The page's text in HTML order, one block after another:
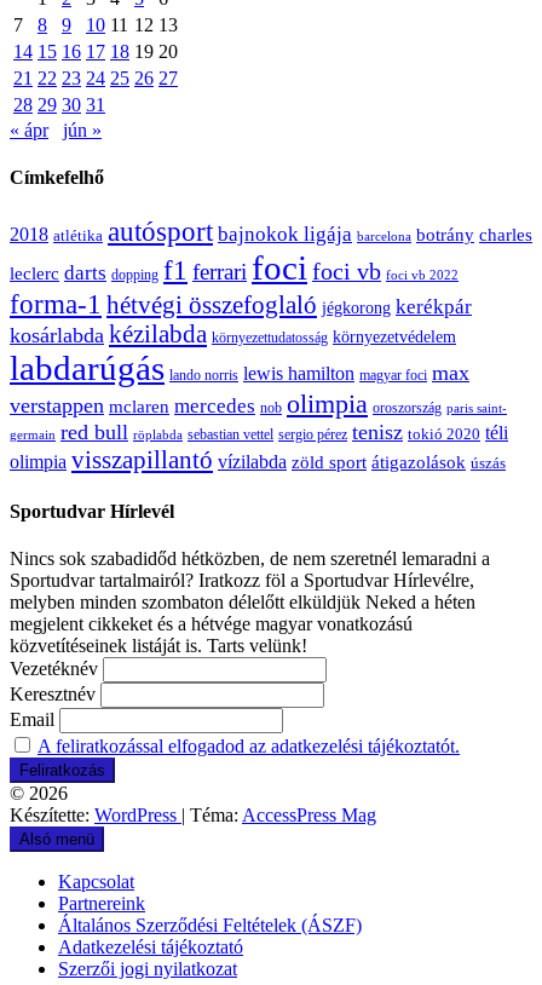
7
8 9 10 11 12 13
14 15 16 17 18 19 20
21 22 23 24 25 26 27
28 29 30 31
« ápr
jún »
Címkefelhő
2018 atlétika autósport bajnokok ligája barcelona botrány charles
leclerc darts dopping f1 ferrari foci foci vb foci vb 2022
forma-1 hétvégi összefoglaló jégkorong kerékpár
kosárlabda kézilabda környezettudatosság környezetvédelem
labdarúgás lando norris lewis hamilton magyar foci max
verstappen mclaren mercedes nob olimpia oroszország paris saint-
germain red bull röplabda sebastian vettel sergio pérez tenisz tokió 2020 téli
olimpia visszapillantó vízilabda zöld sport átigazolások úszás
Sportudvar Hírlevél
Nincs sok szabadidőd hétközben, de nem szeretnél lemaradni a
Sportudvar tartalmairól? Iratkozz föl a Sportudvar Hírlevélre,
melyben minden szombaton délelőtt elküldjük Neked a héten
megjelent cikkeket és a hétvége magyar vonatkozású
közvetítéseinek listáját is. Tarts velünk!
Vezetéknév
Keresztnév
Email
A feliratkozással elfogadod az adatkezelési tájékoztatót.
© 2026
Készítette: WordPress | Téma: AccessPress Mag
Alsó menü
Kapcsolat
Partnereink
Általános Szerződési Feltételek (ÁSZF)
Adatkezelési tájékoztató
Szerzői jogi nyilatkozat